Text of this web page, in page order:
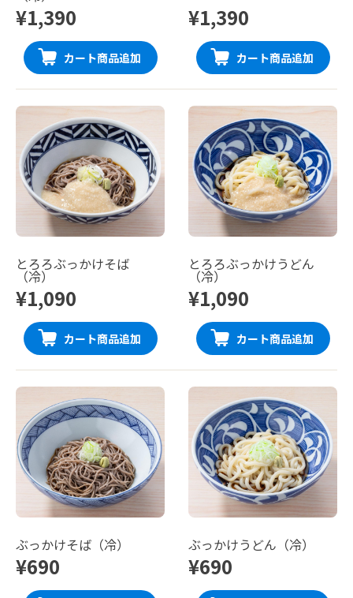
¥1,390
カート商品追加
¥1,390
カート商品追加
とろろぶっかけそば
（冷）
¥1,090
カート商品追加
とろろぶっかけうどん
（冷）
¥1,090
カート商品追加
ぶっかけそば（冷）
¥690
ぶっかけうどん（冷）
¥690